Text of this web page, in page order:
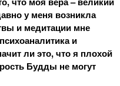
у меня возникла
и медитации мне
и
ли это, что я плохой
Будды не могут